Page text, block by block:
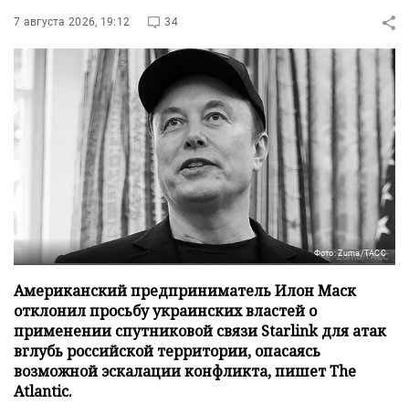
7 августа 2026, 19:12 34
Фото: Zuma/ТАСС
Американский предприниматель Илон Маск
отклонил просьбу украинских властей о
применении спутниковой связи Starlink для атак
вглубь российской территории, опасаясь
возможной эскалации конфликта, пишет The
Atlantic.